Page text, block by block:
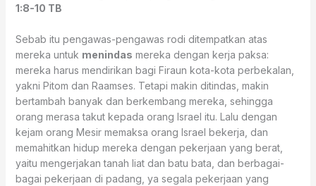
1:8‭-‬10 TB
Sebab itu pengawas-pengawas rodi ditempatkan atas
mereka untuk menindas mereka dengan kerja paksa:
mereka harus mendirikan bagi Firaun kota-kota perbekalan,
yakni Pitom dan Raamses. Tetapi makin ditindas, makin
bertambah banyak dan berkembang mereka, sehingga
orang merasa takut kepada orang Israel itu. Lalu dengan
kejam orang Mesir memaksa orang Israel bekerja, dan
memahitkan hidup mereka dengan pekerjaan yang berat,
yaitu mengerjakan tanah liat dan batu bata, dan berbagai-
bagai pekerjaan di padang, ya segala pekerjaan yang